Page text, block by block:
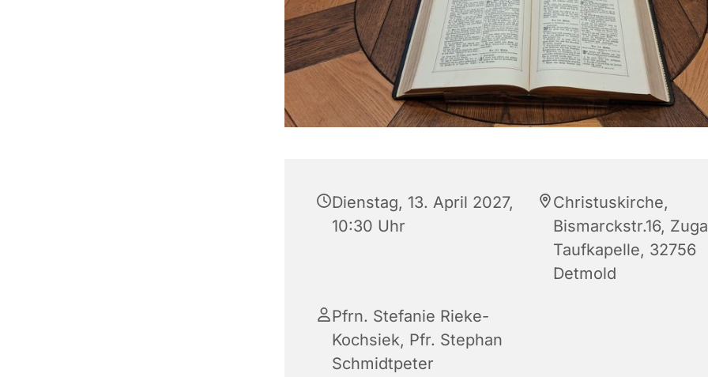
Dienstag, 13. April 2027,
10:30 Uhr
Christuskirche,
Bismarckstr.16,
Taufkapelle, 32756
Detmold
Pfrn. Stefanie Rieke-
Kochsiek, Pfr. Stephan
Schmidtpeter